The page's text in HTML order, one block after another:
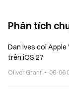
Phân tích
Dan Ives coi
trên iOS 27
Oliver Grant 06-06